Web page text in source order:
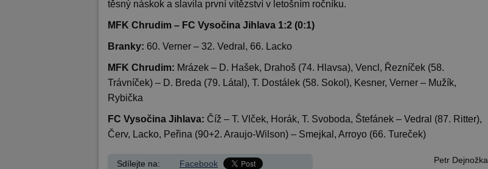
těsný náskok a slavila první vítězství v letošním ročníku.
MFK Chrudim – FC Vysočina Jihlava 1:2 (0:1)
Branky: 60. Verner – 32. Vedral, 66. Lacko
MFK Chrudim: Mrázek – D. Hašek, Drahoš (74. Hlavsa), Vencl, Řezníček (58.
Trávníček) – D. Breda (79. Látal), T. Dostálek (58. Sokol), Kesner, Verner – Mužík,
Rybička
FC Vysočina Jihlava: Číž – T. Vlček, Horák, T. Svoboda, Štefánek – Vedral (87. Ritter),
Červ, Lacko, Peřina (90+2. Araujo-Wilson) – Smejkal, Arroyo (66. Tureček)
Petr Dejnožka
Sdílejte na: Facebook